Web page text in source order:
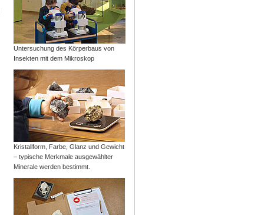
Untersuchung des Körperbaus von
Insekten mit dem Mikroskop
Kristallform, Farbe, Glanz und Gewicht
– typische Merkmale ausgewählter
Minerale werden bestimmt.